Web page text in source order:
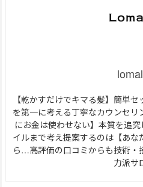
【乾かすだけでキマる髪】簡単
を第一に考える丁寧なカウンセ
にお金は使わせない】本質を追
イルまで考え提案するのは【あ
ら…高評価の口コミからも技術・
力派サ